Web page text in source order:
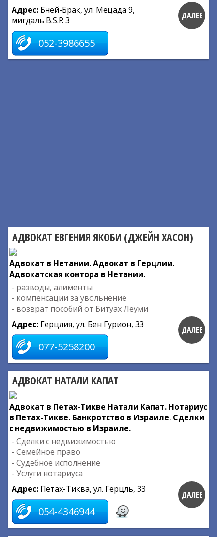
Адрес: Бней-Брак, ул. Мецада 9,
мигдаль B.S.R 3
052-3986655
ДАЛЕЕ
АДВОКАТ ЕВГЕНИЯ ЯКОБИ (ДЖЕЙН ХАСОН)
Адвокат в Нетании. Адвокат в Герцлии.
Адвокатская контора в Нетании.
- разводы, алименты
- компенсации за увольнение
- возврат пособий от Битуах Леуми
Адрес: Герцлия, ул. Бен Гурион, 33
077-5258200
ДАЛЕЕ
АДВОКАТ НАТАЛИ КАПАТ
Адвокат в Петах-Тикве Натали Капат. Нотариус
в Петах-Тикве. Банкротство в Израиле. Сделки
с недвижимостью в Израиле.
- Сделки с недвижимостью
- Семейное право
- Судебное исполнение
- Услуги нотариуса
Адрес: Петах-Тиква, ул. Герцль, 33
054-4346944
ДАЛЕЕ